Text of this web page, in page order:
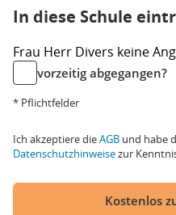
In diese Schule
Frau Herr Divers keine
vorzeitig abgegangen?
* Pflichtfelder
Ich akzeptiere dieAGB und habe
Datenschutzhinweisezur
Kostenlos